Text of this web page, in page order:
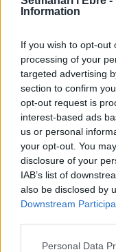
Information
If you wish to opt-out
processing of your
targeted advertising
section to confirm
opt-out request is
interest-based ads
us or personal
your opt-out. You
disclosure of your
IAB’s list of
also be disclosed by
Downstream
Personal Data
7
7